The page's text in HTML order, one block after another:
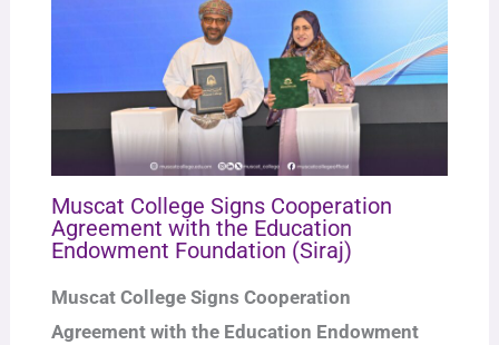
Muscat College Signs Cooperation
Agreement with the Education
Endowment Foundation (Siraj)
Muscat College Signs Cooperation
Agreement with the Education Endowment